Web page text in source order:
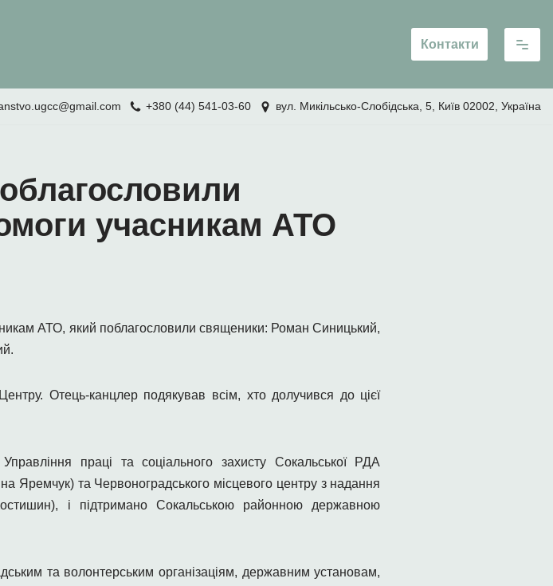
Контакти
+380 (44) 541-03-60 вул. Микільсько-Слобідська, 5, Київ 02002, Україна
учасникам АТО
АТО, який поблагословили священики: Роман Синицький,
Отець-канцлер подякував всім, хто долучився до цієї
праці та соціального захисту Сокальської РДА
Яремчук) та Червоноградського місцевого центру з надання
і підтримано Сокальською районною державною
та волонтерським організаціям, державним установам,